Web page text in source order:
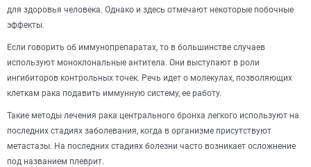
для здоровья человека. Однако и здесь отмечают некоторые побочные
эффекты.
Если говорить об иммунопрепаратах, то в большинстве случаев
используют моноклональные антитела. Они выступают в роли
ингибиторов контрольных точек. Речь идет о молекулах, позволяющих
клеткам рака подавить иммунную систему, ее работу.
Такие методы лечения рака центрального бронха легкого используют на
последних стадиях заболевания, когда в организме присутствуют
метастазы. На последних стадиях болезни часто возникает осложнение
под названием плеврит.